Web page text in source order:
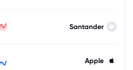
Santander
Apple